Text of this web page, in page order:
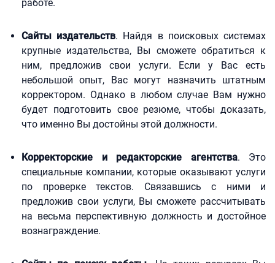
работе.
Сайты издательств. Найдя в поисковых системах
крупные издательства, Вы сможете обратиться к
ним, предложив свои услуги. Если у Вас есть
небольшой опыт, Вас могут назначить штатным
корректором. Однако в любом случае Вам нужно
будет подготовить свое резюме, чтобы доказать,
что именно Вы достойны этой должности.
Корректорские и редакторские агентства. Это
специальные компании, которые оказывают услуги
по проверке текстов. Связавшись с ними и
предложив свои услуги, Вы сможете рассчитывать
на весьма перспективную должность и достойное
вознаграждение.